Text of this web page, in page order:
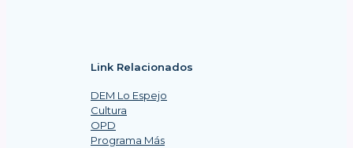
Link Relacionados
DEM Lo Espejo
Cultura
OPD
Programa Más